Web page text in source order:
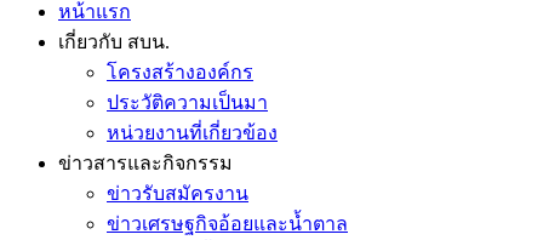
หน้าแรก
เกี่ยวกับ สบน.
โครงสร้างองค์กร
ประวัติความเป็นมา
หน่วยงานที่เกี่ยวข้อง
ข่าวสารและกิจกรรม
ข่าวรับสมัครงาน
ข่าวเศรษฐกิจอ้อยและน้ำตาล